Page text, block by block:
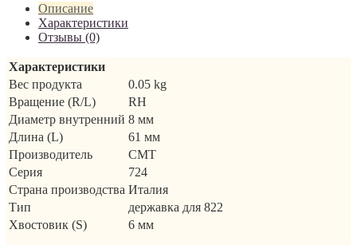
Описание
Характеристики
Отзывы (0)
Характеристики
Вес продукта
0.05 kg
Вращение (R/L)
RH
Диаметр внутренний 8 мм
Длина (L)
61 мм
Производитель
CMT
Серия
724
Страна производства Италия
Тип
державка для 822
Хвостовик (S)
6 мм